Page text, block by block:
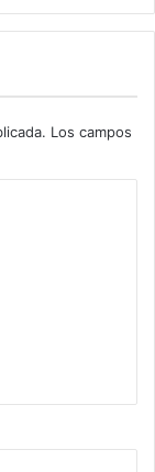
Los campos